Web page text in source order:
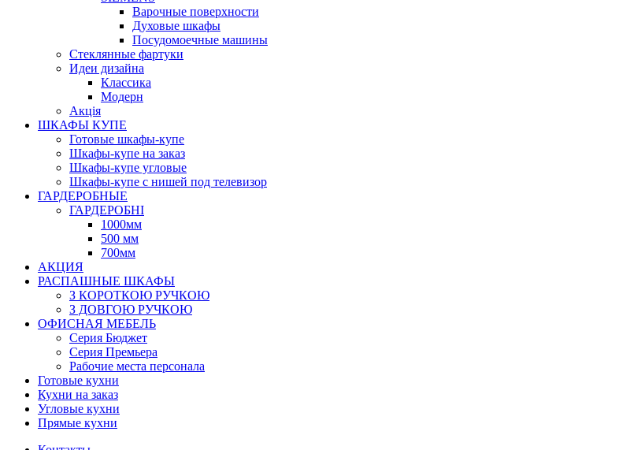
Варочные поверхности
Духовые шкафы
Посудомоечные машины
Стеклянные фартуки
Идеи дизайна
Класcика
Модерн
Акція
ШКАФЫ КУПЕ
Готовые шкафы-купе
Шкафы-купе на заказ
Шкафы-купе угловые
Шкафы-купе с нишей под телевизор
ГАРДЕРОБНЫЕ
ГАРДЕРОБНІ
1000мм
500 мм
700мм
АКЦИЯ
РАСПАШНЫЕ ШКАФЫ
З КОРОТКОЮ РУЧКОЮ
З ДОВГОЮ РУЧКОЮ
ОФИСНАЯ МЕБЕЛЬ
Серия Бюджет
Серия Премьера
Рабочие места персонала
Готовые кухни
Кухни на заказ
Угловые кухни
Прямые кухни